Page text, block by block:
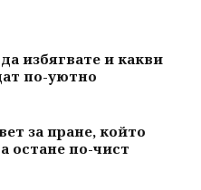
избягвате и какви
по-уютно
за пране, който
остане по-чист